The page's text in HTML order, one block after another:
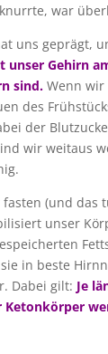
war
uns geprägt,
Gehirn
sind.Wenn wir
des
der
wir weitaus
fasten (und das
unser
in beste
Dabei gilt: Je
Ketonkörper